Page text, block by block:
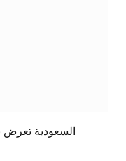
السعودية تعرض